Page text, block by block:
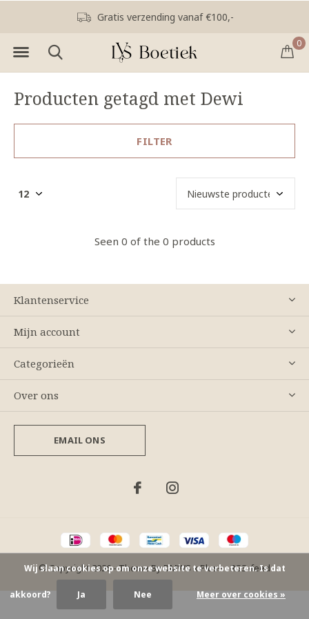
0
Gratis verzending vanaf €100,-
Producten getagd met Dewi
FILTER
Seen 0 of the 0 products
Klantenservice
Mijn account
Categorieën
Over ons
EMAIL ONS
© Copyright2026- Theme ByDMWS xPlus+-RSS-feed
Wij slaan cookies op om onze website te verbeteren. Is dat
akkoord? Ja Nee Meer over cookies »